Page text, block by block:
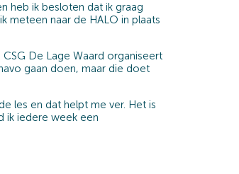
heb ik besloten dat ik graag
meteen naar de HALO in plaats
De Lage Waard organiseert
gaan doen, maar die doet
les en dat helpt me ver. Het is
ik iedere week een